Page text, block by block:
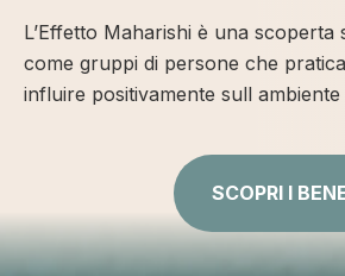
L’Effetto Maharishi è una
come gruppi di persone che
influire positivamente sull
SCOPRI I